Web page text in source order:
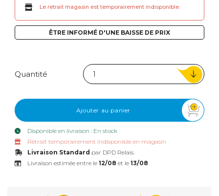
Le retrait magasin est temporairement indisponible.
ÊTRE INFORMÉ D'UNE BAISSE DE PRIX
Quantité
Ajouter au panier
Disponible en livraison : En stock
Retrait temporairement indisponible en magasin
Livraison Standard par DPD Relais.
Livraison estimée entre le 12/08 et le 13/08